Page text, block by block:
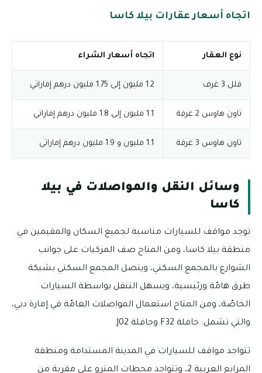
اتجاه أسعار عقارات بيلا كاسا
نوع العقار اتجاه أسعار الشراء
فلل 3 غرف 1.2 مليون إلى 1.75 مليون درهم إماراتي
تاون هاوس 2 غرفة 1.1 مليون إلى 1.8 مليون درهم إماراتي
تاون هاوس 3 غرفة 1.1 مليون و 1.9 مليون درهم إماراتي
وسائل النقل والمواصلات في بيلا
كاسا
توجد مواقف للسيارات مناسبة لجميع السكان والمقيمين في
منطقة بيلا كاسا، ومن المتاح صف المركبات على جوانب
الشوارع بالمجمع السكني، ويتصل المجمع السكني بشبكة
طرق هامّة ورئيسية، ويسهل التنقل بواسطة السيارات
الخاصّة، ومن المتاح استعمال المواصلات العامّة في إمارة دبي،
والتي تشمل: حافلة F32 وحافلة J02.
تتواجد مواقف للسيارات في المدينة المستدامة ومنطقة
المرابع العربية 2، وتتواجد محطات المترو على مقربة من